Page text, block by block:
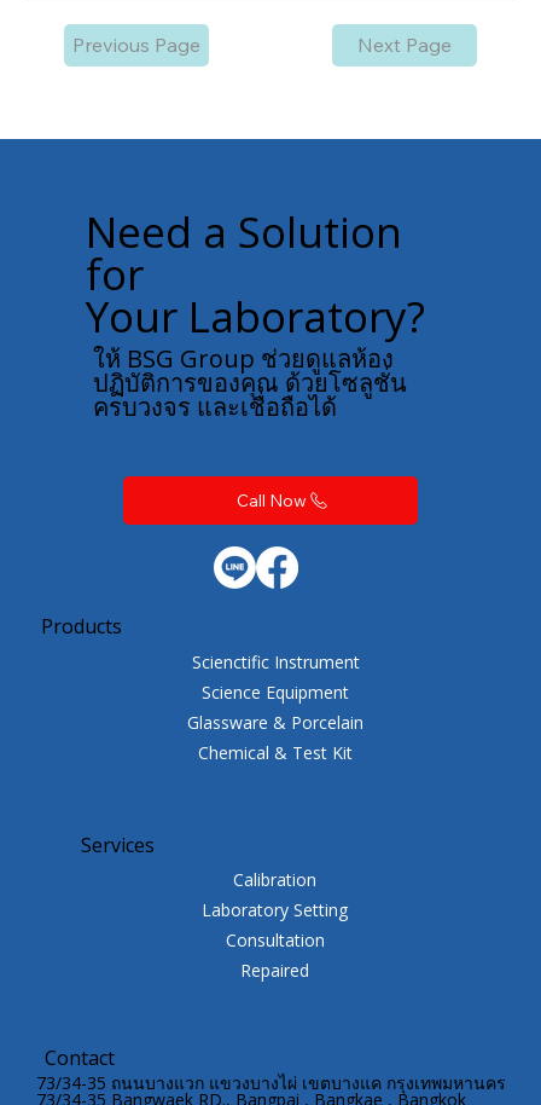
Previous Page Next Page
Need a Solution
for
Your Laboratory?
ให้ BSG Group ช่วยดูแลห้อง
ปฏิบัติการของคุณ ด้วยโซลูชั่น
ครบวงจร และเชื่อถือได้
Call Now
Products
Scienctific Instrument
Science Equipment
Glassware & Porcelain
Chemical & Test Kit
Services
Calibration
Laboratory Setting
Consultation
Repaired
Contact
73/34-35 ถนนบางแวก แขวงบางไผ่ เขตบางแค กรุงเทพมหานคร
73/34-35 Bangwaek RD., Bangpai , Bangkae , Bangkok